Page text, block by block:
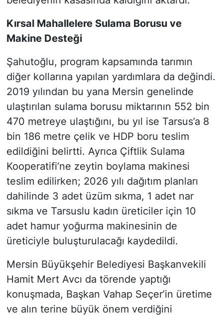
Kırsal Mahallelere Sulama Borusu ve
Makine Desteği
Şahutoğlu, program kapsamında tarımın
diğer kollarına yapılan yardımlara da değindi.
2019 yılından bu yana Mersin genelinde
ulaştırılan sulama borusu miktarının 552 bin
470 metreye ulaştığını, bu yıl ise Tarsus’a 8
bin 186 metre çelik ve HDP boru teslim
edildiğini belirtti. Ayrıca Çiftlik Sulama
Kooperatifi’ne zeytin boylama makinesi
teslim edilirken; 2026 yılı dağıtım planları
dahilinde 3 adet üzüm sıkma, 1 adet nar
sıkma ve Tarsuslu kadın üreticiler için 10
adet hamur yoğurma makinesinin de
üreticiyle buluşturulacağı kaydedildi.
Mersin Büyükşehir Belediyesi Başkanvekili
Hamit Mert Avcı da törende yaptığı
konuşmada, Başkan Vahap Seçer’in üretime
ve alın terine büyük önem verdiğini